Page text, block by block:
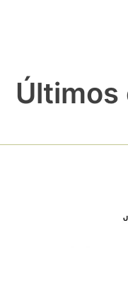
Últimos